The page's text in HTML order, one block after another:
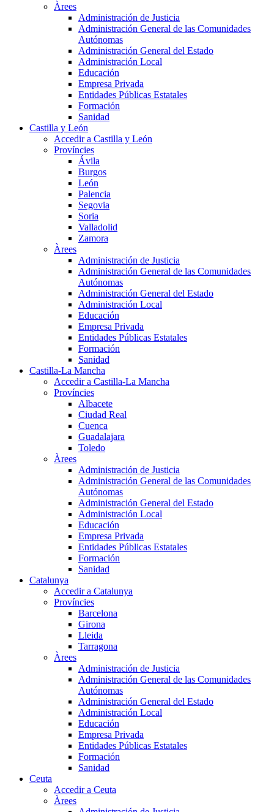
Àrees
Administración de Justicia
Administración General de las Comunidades
Autónomas
Administración General del Estado
Administración Local
Educación
Empresa Privada
Entidades Públicas Estatales
Formación
Sanidad
Castilla y León
Accedir a Castilla y León
Províncies
Ávila
Burgos
León
Palencia
Segovia
Soria
Valladolid
Zamora
Àrees
Administración de Justicia
Administración General de las Comunidades
Autónomas
Administración General del Estado
Administración Local
Educación
Empresa Privada
Entidades Públicas Estatales
Formación
Sanidad
Castilla-La Mancha
Accedir a Castilla-La Mancha
Províncies
Albacete
Ciudad Real
Cuenca
Guadalajara
Toledo
Àrees
Administración de Justicia
Administración General de las Comunidades
Autónomas
Administración General del Estado
Administración Local
Educación
Empresa Privada
Entidades Públicas Estatales
Formación
Sanidad
Catalunya
Accedir a Catalunya
Províncies
Barcelona
Girona
Lleida
Tarragona
Àrees
Administración de Justicia
Administración General de las Comunidades
Autónomas
Administración General del Estado
Administración Local
Educación
Empresa Privada
Entidades Públicas Estatales
Formación
Sanidad
Ceuta
Accedir a Ceuta
Àrees